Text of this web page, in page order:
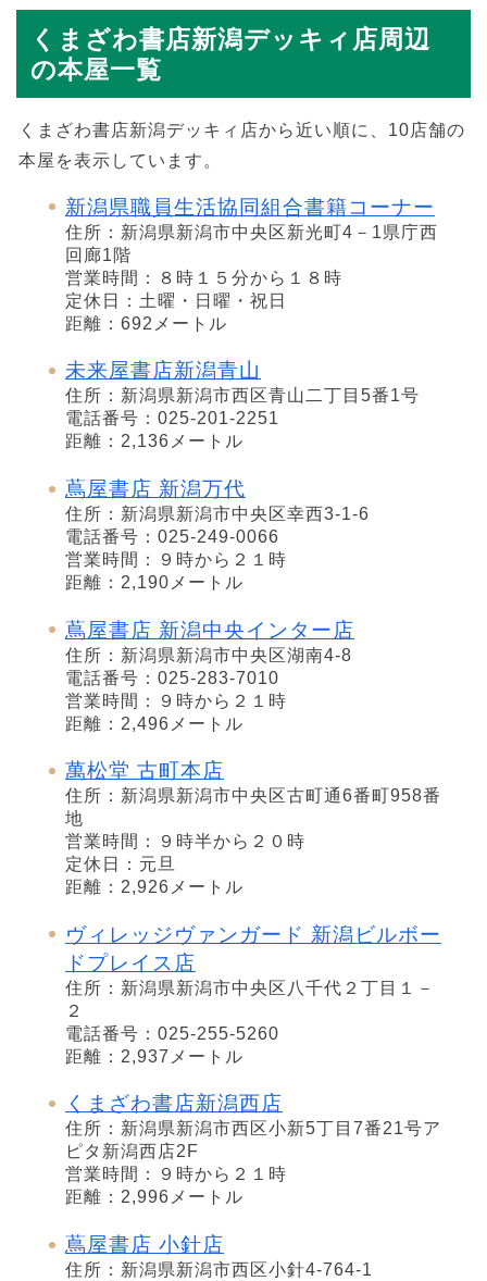
くまざわ書店新潟デッキィ店周辺
の本屋一覧
くまざわ書店新潟デッキィ店から近い順に、10店舗の
本屋を表示しています。
新潟県職員生活協同組合書籍コーナー
住所：新潟県新潟市中央区新光町4－1県庁西
回廊1階
営業時間：８時１５分から１８時
定休日：土曜・日曜・祝日
距離：692メートル
未来屋書店新潟青山
住所：新潟県新潟市西区青山二丁目5番1号
電話番号：025-201-2251
距離：2,136メートル
蔦屋書店 新潟万代
住所：新潟県新潟市中央区幸西3-1-6
電話番号：025-249-0066
営業時間：９時から２１時
距離：2,190メートル
蔦屋書店 新潟中央インター店
住所：新潟県新潟市中央区湖南4-8
電話番号：025-283-7010
営業時間：９時から２１時
距離：2,496メートル
萬松堂 古町本店
住所：新潟県新潟市中央区古町通6番町958番
地
営業時間：９時半から２０時
定休日：元旦
距離：2,926メートル
ヴィレッジヴァンガード 新潟ビルボー
ドプレイス店
住所：新潟県新潟市中央区八千代２丁目１－
２
電話番号：025-255-5260
距離：2,937メートル
くまざわ書店新潟西店
住所：新潟県新潟市西区小新5丁目7番21号ア
ピタ新潟西店2F
営業時間：９時から２１時
距離：2,996メートル
蔦屋書店 小針店
住所：新潟県新潟市西区小針4-764-1